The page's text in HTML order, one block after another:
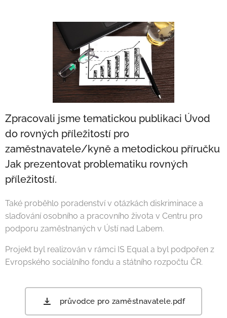
Zpracovali jsme tematickou publikaci Úvod
do rovných příležitostí pro
zaměstnavatele/kyně a metodickou příručku
Jak prezentovat problematiku rovných
příležitostí.
Také proběhlo poradenství v otázkách diskriminace a
slaďování osobního a pracovního života v Centru pro
podporu zaměstnaných v Ústí nad Labem.
Projekt byl realizován v rámci IS Equal a byl podpořen z
Evropského sociálního fondu a státního rozpočtu ČR.
průvodce pro zaměstnavatele.pdf